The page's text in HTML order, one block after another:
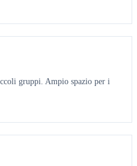
gruppi. Ampio spazio per i